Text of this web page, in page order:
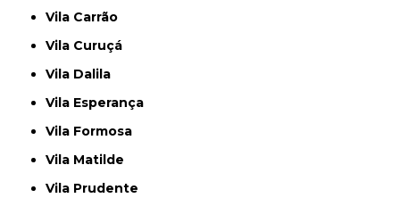
Vila Carrão
Vila Curuçá
Vila Dalila
Vila Esperança
Vila Formosa
Vila Matilde
Vila Prudente